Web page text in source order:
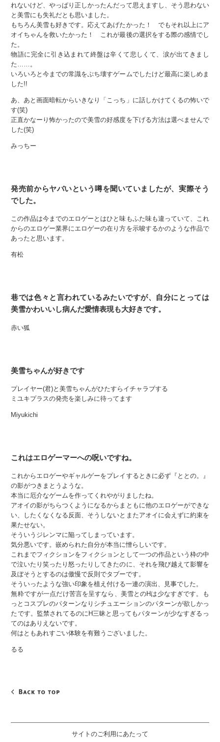
れないけど、やっぱり正しかったんだって思えますし、そう思わない
と美雪にも失礼だとも思いました。
もちろん美雪も好きです。応えてあげたかった！ でもそれ以上にア
オイちゃんを救いたかった！ これが最後の選択をする際の感情でし
た。
物語に完全に引き込まれて終盤は辛くて悲しくて、涙が出てきまし
た……。
いろいろと今までの常識をぶち壊すゲームでしたけど最高に楽しめま
した!!
あ、あと画面暗転からいきなり「こっち」に話しかけてくるの怖いで
す(笑)
正直かなーり怖かったので美雪の好感度を下げる方法は選べませんで
した(笑)
みっちー
発売前からヤバいという噂を聞いていましたが、実際そう
でした。
この作品は今までのエロゲーとはひと味もふた味も違っていて、これ
からのエロゲー業界にエロゲーの在り方を示唆するかのような作品で
あったと思います。
有松
巷では色々と言われているみたいですが、自分にとっては
美雪かわいいし病んだ愛情表現も大好きです。
赤い狐
美雪ちゃんが好きです
プレイヤー(君)と美雪ちゃんがひたすらイチャラブする
ミユキプラスの発売を楽しみに待ってます
Miyukichi
これはエロゲーマーへの呪いですね。
これからエロゲーやギャルゲーをプレイするときに必ず『ととの。』
の影がつきまとうような。
本当に厄介なゲームを作ってくれやがりましたね。
アオイの影がちらつくようになるからまともに他のエロゲーができな
い、したくなくなる反面、そうしないとまたアオイに会えずに約束を
果たせない。
そういうジレンマに陥ってしまっています。
気分悪いです。嵌められた自分が本当に憎らしいです。
これまでフィクションをフィクションとして一つの作品という枠の中
で泣いたり笑ったり怒ったりしてきたのに、それを飛び越えて影響を
及ぼそうとするのは傲慢で反則でタブーです。
そういったような強い印象を植え付ける一連の演出、見事でした。
無粋ですが一点だけ苦言を呈すなら、美雪とのHは少なすぎです。も
っとコスプレのパターンなりシチュエーションのパターンが欲しかっ
たです。監禁されてるのにH三昧と思ってもパターンが少なすぎるっ
てのはありえないです。
何はともあれすごい体験を有難うございました。
るる
サイトのご利用にあたって